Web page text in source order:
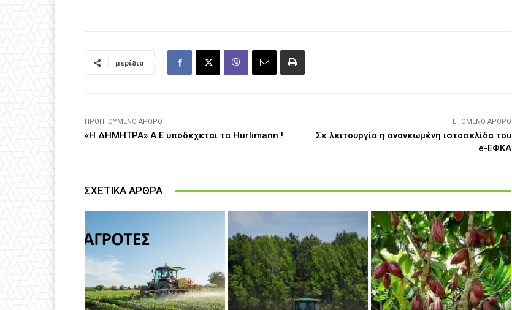
μερίδιο
ΠΡΟΗΓΟΎΜΕΝΟ ΆΡΘΡΟ
«Η ΔΗΜΗΤΡΑ» Α.Ε υποδέχεται τα Hurlimann !
ΕΠΌΜΕΝΟ ΆΡΘΡΟ
Σε λειτουργία η ανανεωμένη ιστοσελίδα του
e-ΕΦΚΑ
ΣΧΕΤΙΚΑ ΑΡΘΡΑ